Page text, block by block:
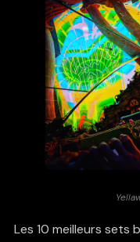
Les 10 meilleurs sets